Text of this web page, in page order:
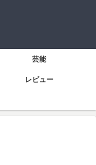
芸能
レビュー